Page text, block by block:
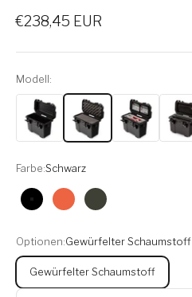
Verkaufspreis
€238,45 EUR
Modell:
Farbe:Schwarz
SchwarzOrangeOlive
Optionen:Gewürfelter Schaumstoff
Gewürfelter Schaumstoff